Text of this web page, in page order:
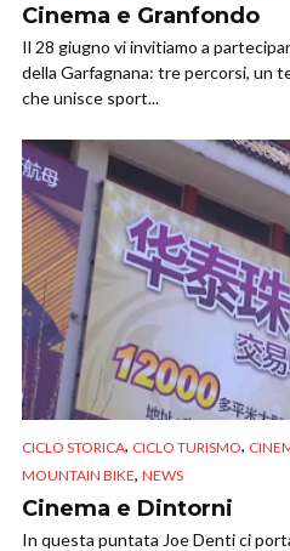
Cinema e Granfondo
Il 28 giugno vi invitiamo a
della Garfagnana: tre percorsi, un
che unisce sport...
CICLO STORICA, CICLO TURISMO,
MOUNTAIN BIKE, NEWS
Cinema e Dintorni
In questa puntata Joe Denti ci